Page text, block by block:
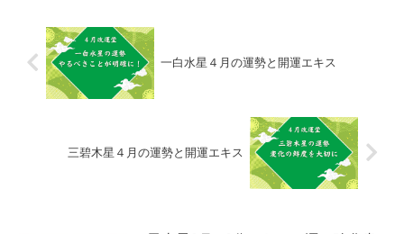
一白水星４月の運勢と開運エキス
三碧木星４月の運勢と開運エキス